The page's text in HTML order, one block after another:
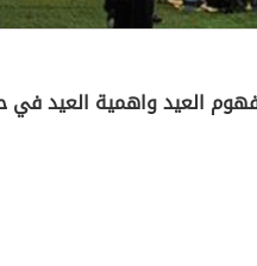
العيد واهمية العيد في